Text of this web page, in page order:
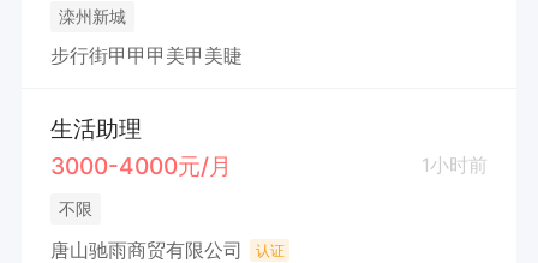
滦州新城
步行街甲甲甲美甲美睫
生活助理
3000-4000元/月
1小时前
不限
唐山驰雨商贸有限公司 认证